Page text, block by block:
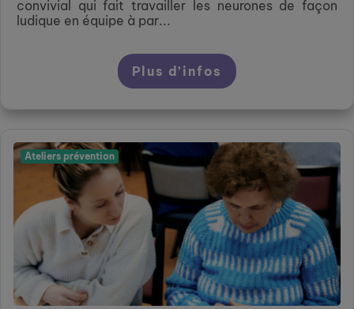
convivial qui fait travailler les neurones de façon
ludique en équipe à par...
Plus d’infos
Ateliers prévention